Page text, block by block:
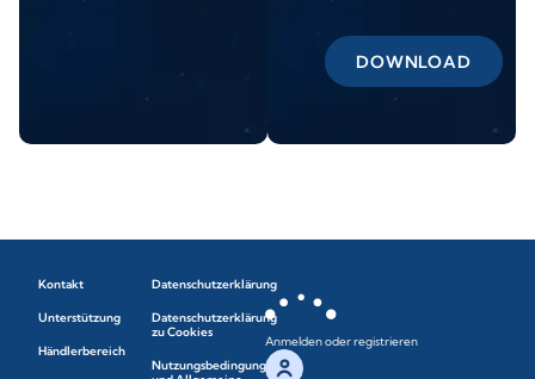
DOWNLOAD
Kontakt
Unterstützung
Händlerbereich
Datenschutzerklärung
Datenschutzerklärung
zu Cookies
Nutzungsbedingungen
Anmelden oder registrieren